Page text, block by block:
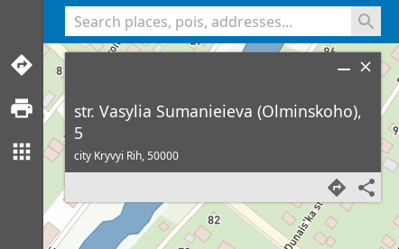
str. Vasylia Sumanieieva (Olminskoho),
5
city Kryvyi Rih,50000
<% console.log(hcard) %>